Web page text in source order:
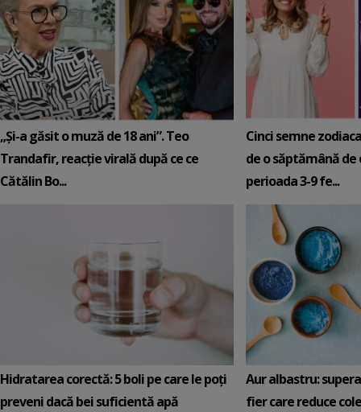
„Și-a găsit o muză de 18 ani”. Teo
Trandafir, reacție virală după ce ce
Cătălin Bo...
Cinci semne
de o săptămână de
perioada 3-9 fe...
Hidratarea corectă: 5 boli pe care le poți
preveni dacă bei suficientă apă
Aur albastru:
fier care reduce